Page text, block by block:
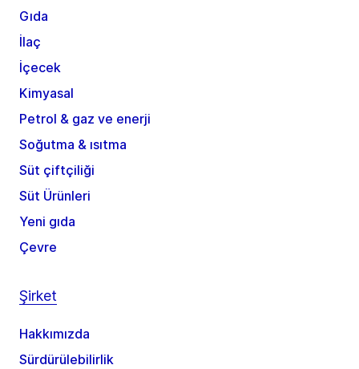
Gıda
İlaç
İçecek
Kimyasal
Petrol & gaz ve enerji
Soğutma & ısıtma
Süt çiftçiliği
Süt Ürünleri
Yeni gıda
Çevre
Şirket
Hakkımızda
Sürdürülebilirlik